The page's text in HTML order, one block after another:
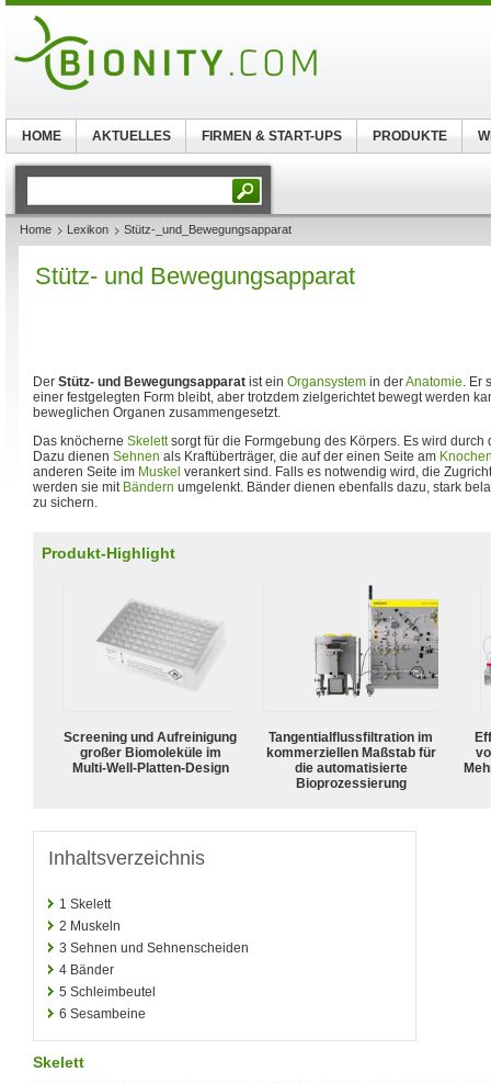
Home Lexikon Stütz-_und_Bewegungsapparat
Stütz- und Bewegungsapparat
Der Stütz- und Bewegungsapparat ist ein Organsystem in derAnatomie. Er
einer festgelegten Form bleibt, aber trotzdem zielgerichtet bewegt werden
beweglichen Organen zusammengesetzt.
Das knöcherne Skelettsorgt für die Formgebung des Körpers. Es wird durch
Dazu dienen Sehnen als Kraftüberträger, die auf der einen Seite am
anderen Seite im Muskel verankert sind. Falls es notwendig wird, die
werden sie mit Bändern umgelenkt. Bänder dienen ebenfalls dazu, stark
zu sichern.
Produkt-Highlight
Screening und Aufreinigung
großer Biomoleküle im
Multi-Well-Platten-Design
Tangentialflussfiltration im
kommerziellen Maßstab für
die automatisierte
Bioprozessierung
Inhaltsverzeichnis
1 Skelett
2 Muskeln
3 Sehnen und Sehnenscheiden
4 Bänder
5 Schleimbeutel
6 Sesambeine
Skelett
HOME AKTUELLES FIRMEN & START-UPS PRODUKTE